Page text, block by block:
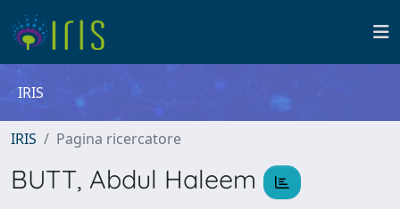
IRIS
IRIS Pagina ricercatore
BUTT, Abdul Haleem